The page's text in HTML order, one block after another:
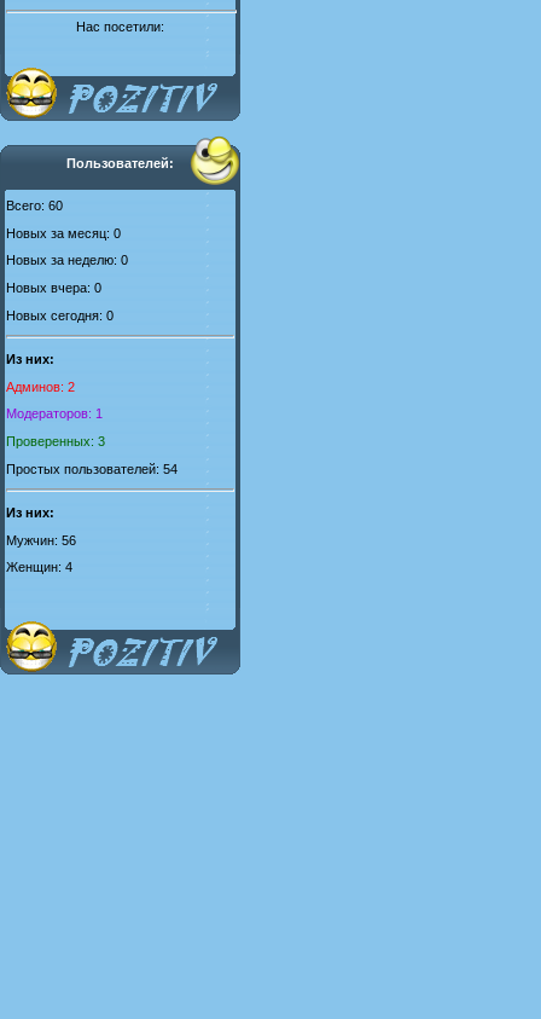
Нас посетили:
Пользователей:
Всего: 60
Новых за месяц: 0
Новых за неделю: 0
Новых вчера: 0
Новых сегодня: 0
Из них:
Админов: 2
Модераторов: 1
Проверенных: 3
Простых пользователей: 54
Из них:
Мужчин: 56
Женщин: 4